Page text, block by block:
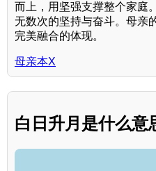
而上，用坚强支撑整个家庭
无数次的坚持与奋斗。母亲
完美融合的体现。
母亲本X
白日升月是什么意